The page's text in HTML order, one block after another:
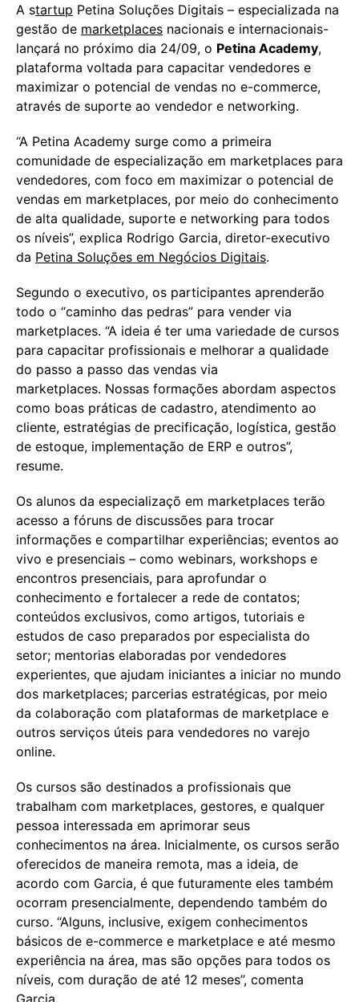
A startup Petina Soluções Digitais – especializada na
gestão de marketplaces nacionais e internacionais-
lançará no próximo dia 24/09, o Petina Academy,
plataforma voltada para capacitar vendedores e
maximizar o potencial de vendas no e-commerce,
através de suporte ao vendedor e networking.
“A Petina Academy surge como a primeira
comunidade de especialização em marketplaces para
vendedores, com foco em maximizar o potencial de
vendas em marketplaces, por meio do conhecimento
de alta qualidade, suporte e networking para todos
os níveis”, explica Rodrigo Garcia, diretor-executivo
da Petina Soluções em Negócios Digitais.
Segundo o executivo, os participantes aprenderão
todo o “caminho das pedras” para vender via
marketplaces. “A ideia é ter uma variedade de cursos
para capacitar profissionais e melhorar a qualidade
do passo a passo das vendas via
marketplaces. Nossas formações abordam aspectos
como boas práticas de cadastro, atendimento ao
cliente, estratégias de precificação, logística, gestão
de estoque, implementação de ERP e outros”,
resume.
Os alunos da especializaçõ em marketplaces terão
acesso a fóruns de discussões para trocar
informações e compartilhar experiências; eventos ao
vivo e presenciais – como webinars, workshops e
encontros presenciais, para aprofundar o
conhecimento e fortalecer a rede de contatos;
conteúdos exclusivos, como artigos, tutoriais e
estudos de caso preparados por especialista do
setor; mentorias elaboradas por vendedores
experientes, que ajudam iniciantes a iniciar no mundo
dos marketplaces; parcerias estratégicas, por meio
da colaboração com plataformas de marketplace e
outros serviços úteis para vendedores no varejo
online.
Os cursos são destinados a profissionais que
trabalham com marketplaces, gestores, e qualquer
pessoa interessada em aprimorar seus
conhecimentos na área. Inicialmente, os cursos serão
oferecidos de maneira remota, mas a ideia, de
acordo com Garcia, é que futuramente eles também
ocorram presencialmente, dependendo também do
curso. “Alguns, inclusive, exigem conhecimentos
básicos de e-commerce e marketplace e até mesmo
experiência na área, mas são opções para todos os
níveis, com duração de até 12 meses”, comenta
Garcia.